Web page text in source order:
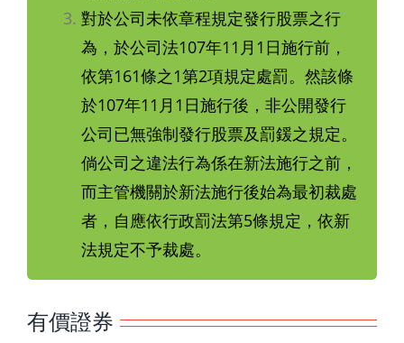
對於公司未依章程規定發行股票之行
為，於公司法107年11月1日施行前，
依第161條之1第2項規定處罰。然該條
於107年11月1日施行後，非公開發行
公司已無強制發行股票及罰鍰之規定。
倘公司之違法行為係在新法施行之前，
而主管機關於新法施行後始為最初裁處
者，自應依行政罰法第5條規定，依新
法規定不予裁處。
有價證券